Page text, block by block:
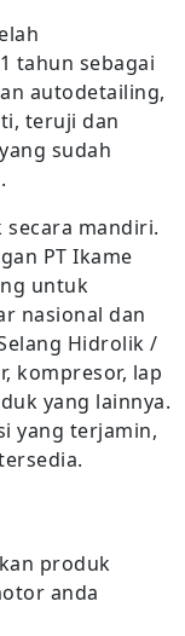
tahun sebagai
autodetailing,
teruji dan
sudah
mandiri.
PT Ikame
untuk
nasional dan
Hidrolik /
kompresor, lap
yang lainnya.
yang terjamin,
produk
anda